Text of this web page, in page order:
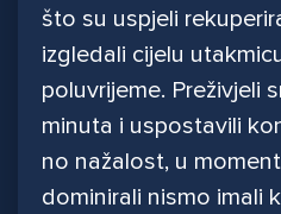
što su uspjeli
izgledali cijelu
poluvrijeme. Preživjeli
minuta i uspostavili
no nažalost, u
dominirali nismo imali